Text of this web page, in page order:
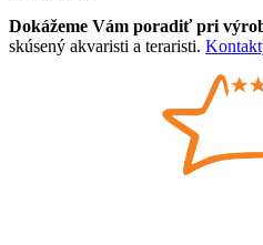
Dokážeme Vám poradiť pri
skúsený akvaristi a teraristi.